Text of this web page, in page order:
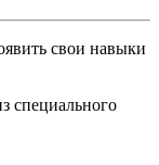
свои навыки
специального